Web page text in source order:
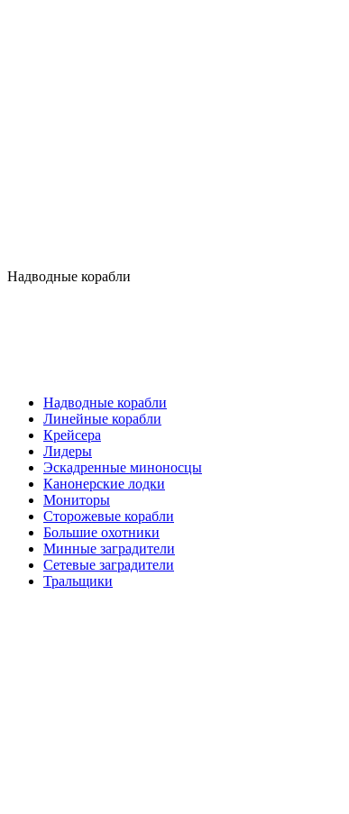
Надводные корабли
Надводные корабли
Линейные корабли
Крейсера
Лидеры
Эскадренные миноносцы
Канонерские лодки
Мониторы
Сторожевые корабли
Большие охотники
Минные заградители
Сетевые заградители
Тральщики